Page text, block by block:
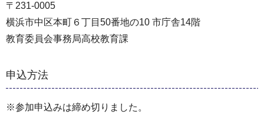
〒231-0005
横浜市中区本町６丁目50番地の10 市庁舎14階
教育委員会事務局⾼校教育課
申込方法
※参加申込みは締め切りました。